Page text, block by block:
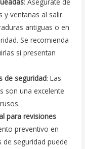
y ventanas al salir.
antiguas o en
Se recomienda
si presentan
de seguridad: Las
son una excelente
para revisiones
preventivo en
de seguridad puede